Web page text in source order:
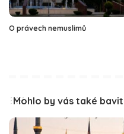
O právech nemuslimů
Mohlo by vás také bavit